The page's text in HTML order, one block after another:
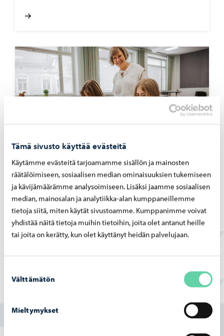
Tämä sivusto käyttää evästeitä
Käytämme evästeitä tarjoamamme sisällön ja mainosten
räätälöimiseen, sosiaalisen median ominaisuuksien tukemiseen
ja kävijämäärämme analysoimiseen. Lisäksi jaamme sosiaalisen
median, mainosalan ja analytiikka-alan kumppaneillemme
tietoja siitä, miten käytät sivustoamme. Kumppanimme voivat
yhdistää näitä tietoja muihin tietoihin, joita olet antanut heille
tai joita on kerätty, kun olet käyttänyt heidän palvelujaan.
valinta
Välttämätön
Mieltymykset
Opetus ja koulutus -03.08.2026
Op­pi­las­ko­nei­den verk­ko­tur­val­li­suut­ta vah­
vis­te­taan hait­ta­si­vus­to­jen la­taa­mi­sen es­tä­
väl­lä pal­ve­lul­la